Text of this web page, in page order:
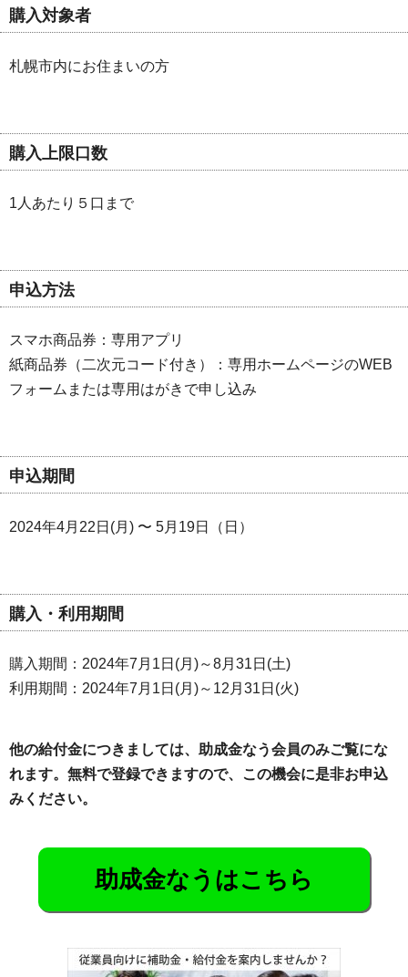
購入対象者
札幌市内にお住まいの方
購入上限口数
1人あたり５口まで
申込方法
スマホ商品券：専用アプリ
紙商品券（二次元コード付き）：専用ホームページのWEB
フォームまたは専用はがきで申し込み
申込期間
2024年4月22日(月) 〜 5月19日（日）
購入・利用期間
購入期間：2024年7月1日(月)～8月31日(土)
利用期間：2024年7月1日(月)～12月31日(火)
他の給付金につきましては、助成金なう会員のみご覧にな
れます。無料で登録できますので、この機会に是非お申込
みください。
助成金なうはこちら